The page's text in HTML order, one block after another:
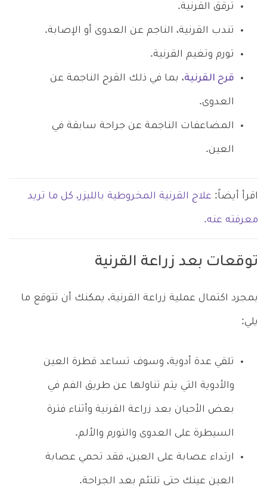
ترقق القرنية.
تندب القرنية، الناجم عن العدوى أو الإصابة.
تورم وتغيم القرنية.
قرح القرنية، بما في ذلك القرح الناجمة عن
العدوى.
المضاعفات الناجمة عن جراحة سابقة في
العين.
اقرأ أيضاً: علاج القرنية المخروطية بالليزر، كل ما تريد
معرفته عنه.
توقعات بعد زراعة القرنية
بمجرد اكتمال عملية زراعة القرنية، يمكنك أن تتوقع ما
يلي:
تلقي عدة أدوية، وسوف تساعد قطرة العين
والأدوية التي يتم تناولها عن طريق الفم في
بعض الأحيان بعد زراعة القرنية وأثناء فترة
السيطرة على العدوى والتورم والألم.
ارتداء عصابة على العين، فقد تحمي عصابة
العين عينك حتى تلتئم بعد الجراحة.